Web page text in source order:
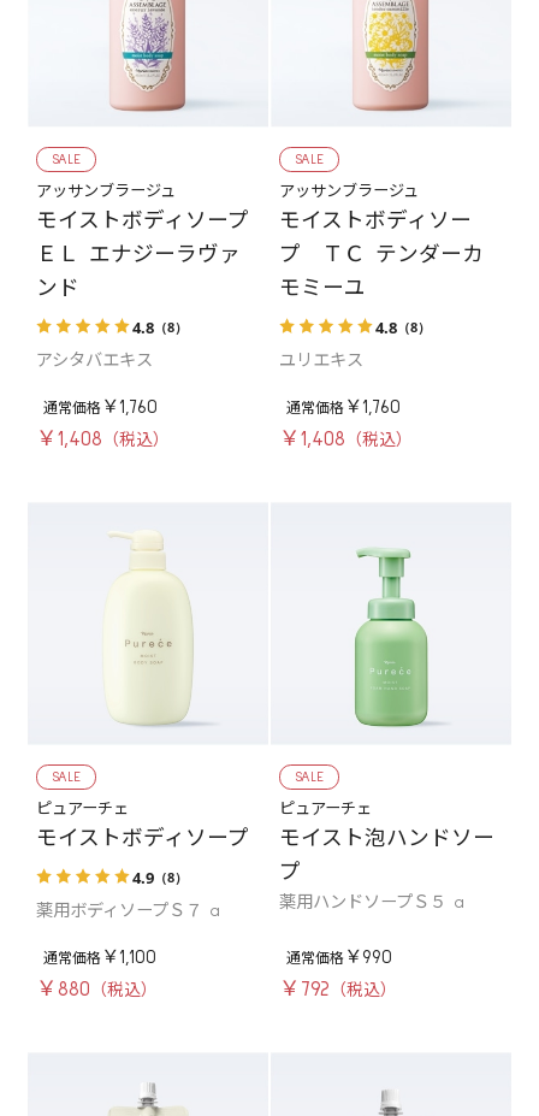
SALE
アッサンブラージュ
モイストボディソープ
ＥＬ エナジーラヴァ
ンド
4.8 （8）
アシタバエキス
￥1,760
￥1,408
SALE
アッサンブラージュ
モイストボディソー
プ ＴＣ テンダーカ
モミーユ
4.8（8）
ユリエキス
￥1,760
￥1,408
SALE
ピュアーチェ
モイストボディソープ
4.9 （8）
薬用ボディソープＳ７ a
￥1,100
￥880
SALE
ピュアーチェ
モイスト泡ハンドソー
プ
薬用ハンドソープＳ５ a
￥990
￥792